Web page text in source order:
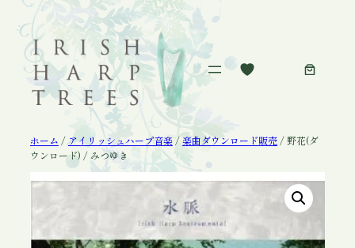
容
ホーム /アイリッシュハープ音楽 /楽曲ダウンロード販売 / 野花(ダ
ウンロード) / みつゆき